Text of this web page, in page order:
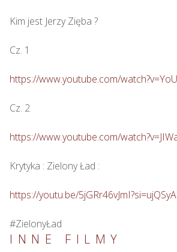
Kim jest Jerzy Zięba ?
Cz. 1
https://www.youtube.com/
Cz. 2
https://www.youtube.com/
Krytyka : Zielony Ład :
https://youtu.be/
#ZielonyŁad
INNE FILMY